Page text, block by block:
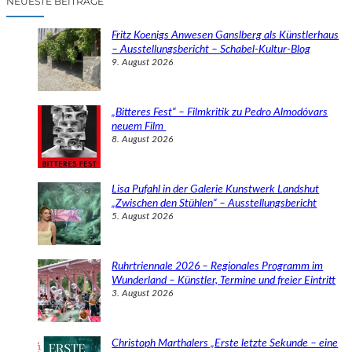
Fritz Koenigs Anwesen Ganslberg als Künstlerhaus
– Ausstellungsbericht – Schabel-Kultur-Blog
9. August 2026
„Bitteres Fest“ – Filmkritik zu Pedro Almodóvars
neuem Film
8. August 2026
Lisa Pufahl in der Galerie Kunstwerk Landshut
„Zwischen den Stühlen“ – Ausstellungsbericht
5. August 2026
Ruhrtriennale 2026 – Regionales Programm im
Wunderland – Künstler, Termine und freier Eintritt
3. August 2026
Christoph Marthalers „Erste letzte Sekunde – eine